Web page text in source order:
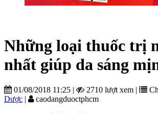
Những loại thuốc trị
nhất giúp da sáng
01/08/2018 11:25 | 2710 lượt xem |
Dược | caodangduoctphcm